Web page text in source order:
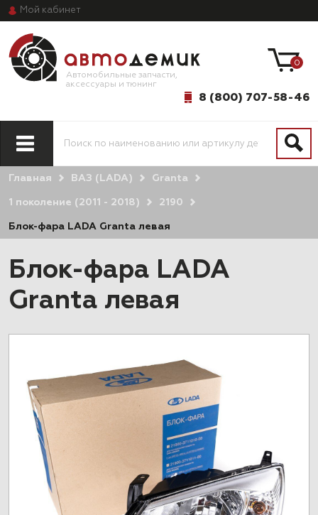
Мой кабинет
Автомобильные запчасти,
аксессуары и тюнинг
8 (800) 707-58-46
0
Главная ВАЗ (LADA) Granta
1 поколение (2011 - 2018) 2190
Блок-фара LADA Granta левая
Блок-фара LADA
Granta левая